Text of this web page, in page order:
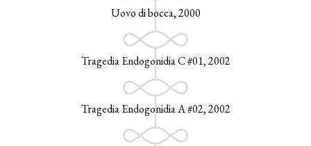
Uovo di bocca, 2000
Tragedia Endogonidia C #01, 2002
Tragedia Endogonidia A #02, 2002